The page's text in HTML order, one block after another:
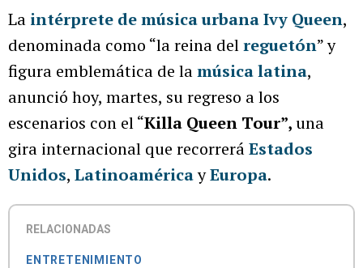
La intérprete de música urbana Ivy Queen,
denominada como “la reina delreguetón” y
figura emblemática de lamúsica latina,
anunció hoy, martes, su regreso a los
escenarios con el “Killa Queen Tour”, una
gira internacional que recorreráEstados
Unidos, LatinoaméricayEuropa.
RELACIONADAS
ENTRETENIMIENTO